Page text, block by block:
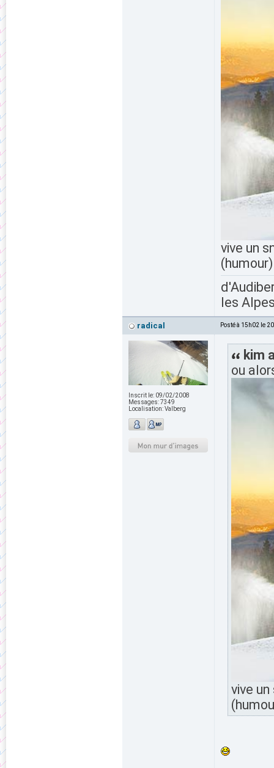
vive un
(humour)
les
radical Posté à 15h02 le
Inscrit le: 09/02/2008
Messages:7349
Localisation:Valberg
kim
ou
vive